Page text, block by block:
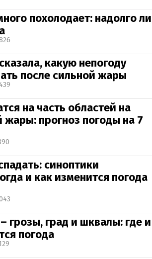
похолодает: надолго ли
какую непогоду
после сильной жары
на часть областей на
прогноз погоды на 7
синоптики
и как изменится погода
грозы, град и шквалы: где и
погода